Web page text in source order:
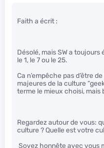
Faith a écrit :
Désolé, mais SW a
le 1, le 7 ou le 25.
Ca n’empêche pas d’être
majeures de la culture
terme le mieux choisi, mais
Regardez autour de vous:
culture ? Quelle est votre
Soyez honnête avec vous